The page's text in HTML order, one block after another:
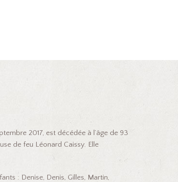
2017, est décédée à l’âge de 93
de feu Léonard Caissy. Elle
: Denise, Denis, Gilles, Martin,